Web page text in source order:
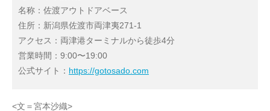
名称：佐渡アウトドアベース
住所：新潟県佐渡市両津夷271-1
アクセス：両津港ターミナルから徒歩4分
営業時間：9:00〜19:00
公式サイト： https://gotosado.com
<文＝宮本沙織>